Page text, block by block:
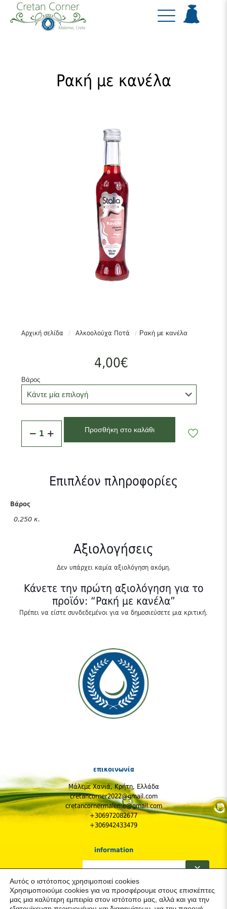
Ρακή με κανέλα
Αρχική σελίδα / Αλκοολούχα Ποτά / Ρακή με κανέλα
4,00€
Βάρος
Προσθήκη στο καλάθι
Αξιολογήσεις
Δεν υπάρχει καμία αξιολόγηση ακόμη.
Κάνετε την πρώτη αξιολόγηση για το
προϊόν: “Ρακή με κανέλα”
Πρέπει να είστε συνδεδεμένοι για να δημοσιεύσετε μια κριτική.
Επιπλέον πληροφορίες
Βάρος
0,250 κ.
επικοινωνία
Μάλεμε Χανιά, Κρήτη, Ελλάδα
cretancorner2022@gmail.com
cretancornermaleme@gmail.com
+306972082677
+306942433479
information
Η Εταιρεία
Πολιτική Απορρήτου & Cookies (GDPR)
Παραγγελίες και Αποστολές
Κόστος Αποστολών
Πολιτική Επιστροφών
✕
Αυτός ο ιστότοπος χρησιμοποιεί cookies
Χρησιμοποιούμε cookies για να προσφέρουμε στους επισκέπτες
μας μια καλύτερη εμπειρία στον ιστότοπο μας, αλλά και για την